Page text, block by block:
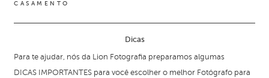
CASAMENTO
Dicas
Para te ajudar, nós da Lion Fotografia preparamos algumas
DICAS IMPORTANTES para você escolher o melhor Fotógrafo para